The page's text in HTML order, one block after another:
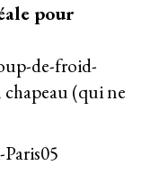
pour
de-froid-
(qui ne